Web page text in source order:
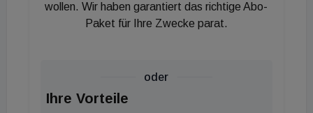
wollen. Wir haben garantiert das richtige Abo-
Paket für Ihre Zwecke parat.
oder
Ihre Vorteile